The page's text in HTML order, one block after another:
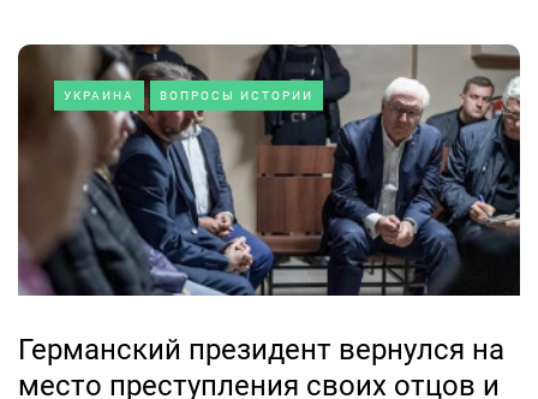
УКРАИНА ВОПРОСЫ ИСТОРИИ
Германский президент вернулся на
место преступления своих отцов и